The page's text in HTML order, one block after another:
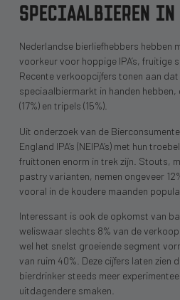
SPECIAALBIEREN IN
Nederlandse bierliefhebbers hebben
voorkeur voor hoppige IPA’s, fruitige
Recente verkoopcijfers tonen aan dat
speciaalbiermarkt in handen
(17%) en tripels (15%).
Uit onderzoek van de
England IPA’s (NEIPA’s) met hun
fruittonen enorm in trek zijn. Stouts,
pastry varianten, nemen ongeveer
vooral in de koudere maanden
Interessant is ook de opkomst van
weliswaar slechts 8% van de
wel het snelst groeiende segment
van ruim 40%. Deze cijfers laten zien
bierdrinker steeds meer
uitdagendere smaken.